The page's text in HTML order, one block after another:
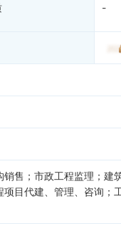
-
售；市政工程监理；建
目代建、管理、咨询；